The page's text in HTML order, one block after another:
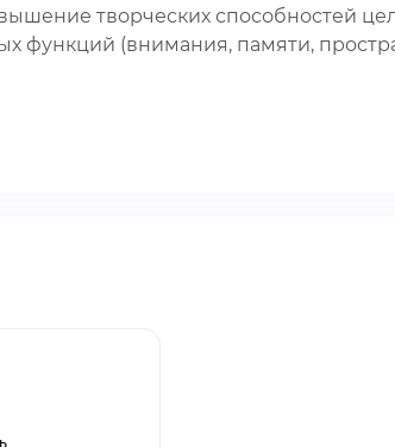
творческих способностей
функций (внимания, памяти,